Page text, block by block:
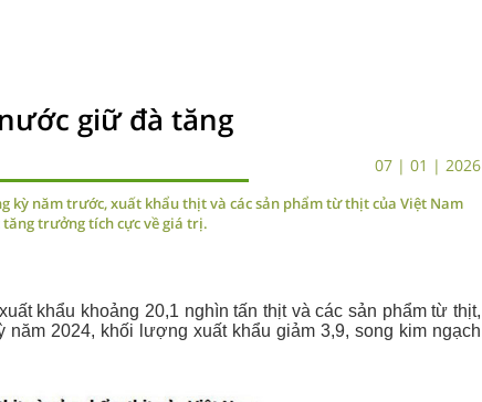
giữ đà tăng
07 | 01 | 2026
kỳ năm trước, xuất khẩu thịt và các sản phẩm từ thịt của Việt Nam
trưởng tích cực về giá trị.
khẩu khoảng 20,1 nghìn tấn thịt và các sản phẩm từ thịt,
2024, khối lượng xuất khẩu giảm 3,9, song kim ngạch